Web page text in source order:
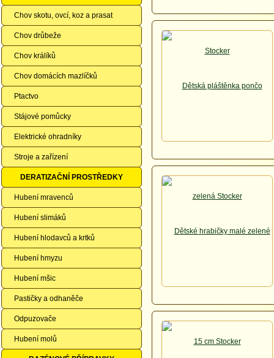
Chov skotu, ovcí, koz a prasat
Chov drůbeže
Chov králíků
Chov domácích mazlíčků
Ptactvo
Stájové pomůcky
Elektrické ohradníky
Stroje a zařízení
DERATIZAČNÍ PROSTŘEDKY
Hubení mravenců
Hubení slimáků
Hubení hlodavců a krtků
Hubení hmyzu
Hubení mšic
Pastičky a odhaněče
Odpuzovače
Hubení molů